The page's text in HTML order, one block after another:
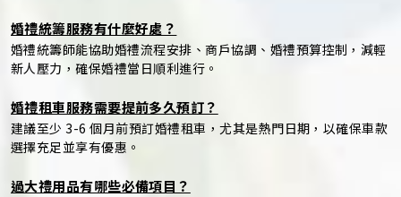
婚禮統籌服務有什麼好處？
婚禮統籌師能協助婚禮流程安排、商戶協調、婚禮預算控制，減輕
新人壓力，確保婚禮當日順利進行。
婚禮租車服務需要提前多久預訂？
建議至少 3-6 個月前預訂婚禮租車，尤其是熱門日期，以確保車款
選擇充足並享有優惠。
過大禮用品有哪些必備項目？